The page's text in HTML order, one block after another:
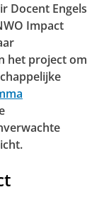
Docent Engels
Impact
het project om